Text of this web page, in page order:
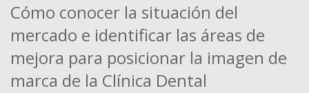
Cómo conocer la situación del
mercado e identificar las áreas de
mejora para posicionar la imagen de
marca de la Clínica Dental